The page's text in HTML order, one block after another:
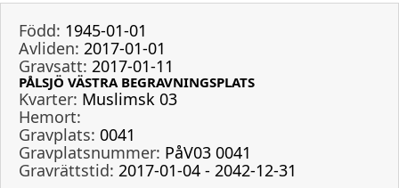
Född: 1945-01-01
Avliden: 2017-01-01
Gravsatt: 2017-01-11
PÅLSJÖ VÄSTRA BEGRAVNINGSPLATS
Kvarter: Muslimsk 03
Hemort:
Gravplats: 0041
Gravplatsnummer: PåV03 0041
Gravrättstid: 2017-01-04 - 2042-12-31